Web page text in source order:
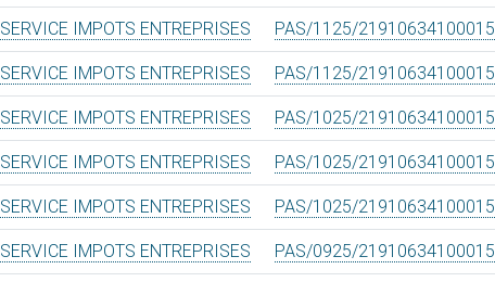
SERVICE IMPOTS ENTREPRISES PAS/1125/21910634100015
SERVICE IMPOTS ENTREPRISES PAS/1125/21910634100015
SERVICE IMPOTS ENTREPRISES PAS/1025/21910634100015
SERVICE IMPOTS ENTREPRISES PAS/1025/21910634100015
SERVICE IMPOTS ENTREPRISES PAS/1025/21910634100015
SERVICE IMPOTS ENTREPRISES PAS/0925/21910634100015